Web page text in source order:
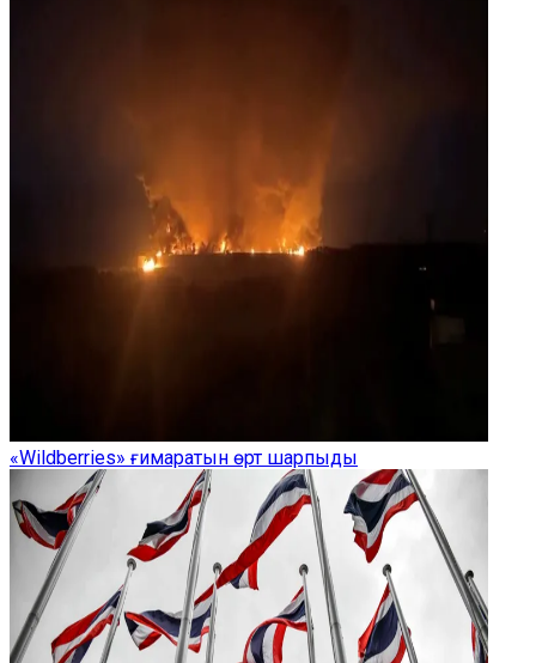
«Wildberries» ғимаратын өрт шарпыды